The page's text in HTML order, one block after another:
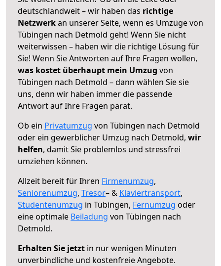
deutschlandweit – wir haben das richtige
Netzwerkan unserer Seite, wenn es Umzüge von
Tübingen nach Detmold geht! Wenn Sie nicht
weiterwissen – haben wir die richtige Lösung für
Sie! Wenn Sie Antworten auf Ihre Fragen wollen,
was kostet überhaupt mein Umzug von
Tübingen nach Detmold – dann wählen Sie sie
uns, denn wir haben immer die passende
Antwort auf Ihre Fragen parat.
Ob ein Privatumzug von Tübingen nach Detmold
oder ein gewerblicher Umzug nach Detmold, wir
helfen, damit Sie problemlos und stressfrei
umziehen können.
Allzeit bereit für Ihren Firmenumzug,
Seniorenumzug, Tresor– & Klaviertransport,
Studentenumzug in Tübingen, Fernumzug oder
eine optimale Beiladung von Tübingen nach
Detmold.
Erhalten Sie jetzt in nur wenigen Minuten
unverbindliche und kostenfreie Angebote.